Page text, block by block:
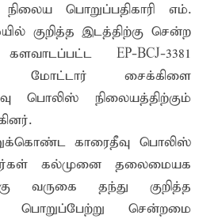
பொறுப்பதிகாரி எம்.
குறித்த இடத்திற்கு சென்ற
EP-BCJ-3381
சைக்கிளை
பொலிஸ் நிலையத்திற்கும்
காரைதீவு பொலிஸ்
கல்முனை தலைமையக
வருகை தந்து குறித்த
பொறுப்பேற்று சென்றமை